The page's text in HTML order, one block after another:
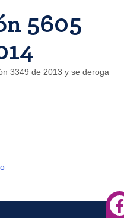
5605
3349 de 2013 y se deroga